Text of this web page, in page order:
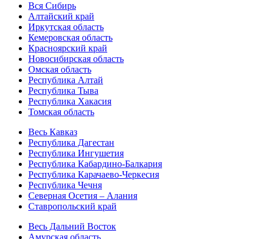
Вся Сибирь
Алтайский край
Иркутская область
Кемеровская область
Красноярский край
Новосибирская область
Омская область
Республика Алтай
Республика Тыва
Республика Хакасия
Томская область
Весь Кавказ
Республика Дагестан
Республика Ингушетия
Республика Кабардино-Балкария
Республика Карачаево-Черкесия
Республика Чечня
Северная Осетия – Алания
Ставропольский край
Весь Дальний Восток
Амурская область